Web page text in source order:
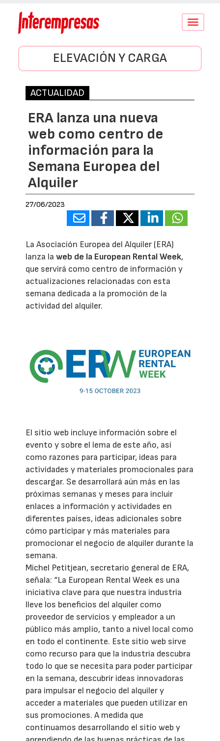
Conmutar
ELEVACIÓN Y CARGA
ACTUALIDAD
ERA lanza una nueva
web como centro de
información para la
Semana Europea del
Alquiler
27/06/2023
La Asociación Europea del Alquiler (ERA)
lanza laweb de la European Rental Week,
que servirá como centro de información y
actualizaciones relacionadas con esta
semana dedicada a la promoción de la
actividad del alquiler.
El sitio web incluye información sobre el
evento y sobre el lema de este año, así
como razones para participar, ideas para
actividades y materiales promocionales para
descargar. Se desarrollará aún más en las
próximas semanas y meses para incluir
enlaces a información y actividades en
diferentes países, ideas adicionales sobre
cómo participar y más materiales para
promocionar el negocio de alquiler durante la
semana.
Michel Petitjean, secretario general de ERA,
señala: “La European Rental Week es una
iniciativa clave para que nuestra industria
lleve los beneficios del alquiler como
proveedor de servicios y empleador a un
público más amplio, tanto a nivel local como
en todo el continente. Este sitio web sirve
como recurso para que la industria descubra
todo lo que se necesita para poder participar
en la semana, descubrir ideas innovadoras
para impulsar el negocio del alquiler y
acceder a materiales que pueden utilizar en
sus promociones. A medida que
continuamos desarrollando el sitio web y